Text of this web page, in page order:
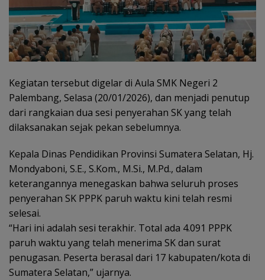
Kegiatan tersebut digelar di Aula SMK Negeri 2
Palembang, Selasa (20/01/2026), dan menjadi penutup
dari rangkaian dua sesi penyerahan SK yang telah
dilaksanakan sejak pekan sebelumnya.
Kepala Dinas Pendidikan Provinsi Sumatera Selatan, Hj.
Mondyaboni, S.E., S.Kom., M.Si., M.Pd., dalam
keterangannya menegaskan bahwa seluruh proses
penyerahan SK PPPK paruh waktu kini telah resmi
selesai.
“Hari ini adalah sesi terakhir. Total ada 4.091 PPPK
paruh waktu yang telah menerima SK dan surat
penugasan. Peserta berasal dari 17 kabupaten/kota di
Sumatera Selatan,” ujarnya.